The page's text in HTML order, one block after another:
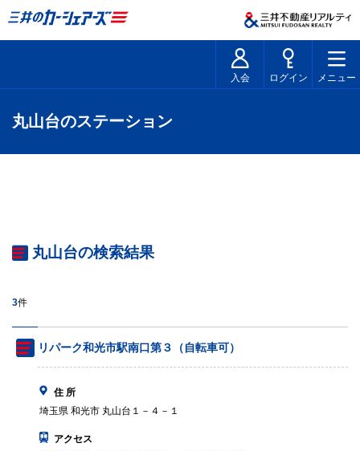
入会 ログイン メニュー
丸山台のステーション
丸山台の検索結果
3件
リパーク和光市駅南口第３（自転車可）
住 所
埼玉県 和光市 丸山台１－４－１
アクセス